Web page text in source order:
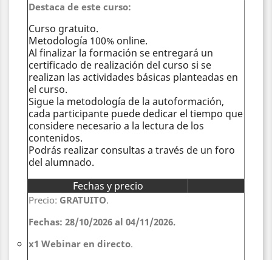
Destaca de este curso:
Curso gratuito.
Metodología 100% online.
Al finalizar la formación se entregará un
certificado de realización del curso si se
realizan las actividades básicas planteadas en
el curso.
Sigue la metodología de la autoformación,
cada participante puede dedicar el tiempo que
considere necesario a la lectura de los
contenidos.
Podrás realizar consultas a través de un foro
del alumnado.
Fechas y precio
Precio: GRATUITO.
Fechas: 28/10/2026 al 04/11/2026.
x1 Webinar en directo.